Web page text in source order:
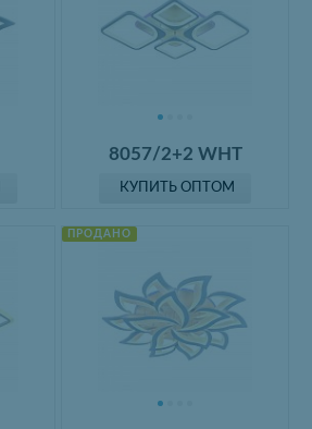
8057/2+2 WHT
КУПИТЬ ОПТОМ
ПРОДАНО